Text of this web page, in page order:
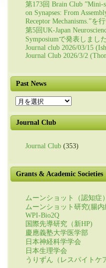
第173回 Brain Club ”Mini-
on Synapses: From
Receptor Mechanisms.”を
第5回UK-Japan
Symposiumで発表しました
Journal club 2026/03/15
Journal Club 2026/3/2
Past News
Past
News
Journal Club
Journal Club (353)
Grants & Academic Societies
ムーンショット（認知症）
ムーンショット研究(腸内
WPI-Bio2Q
国際先導研究（新HP)
慶應義塾大学医学部
日本神経科学学会
日本生理学会
うりずん（レスパイトケ